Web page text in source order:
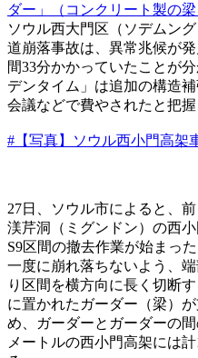
ダー」（コンクリート製の
ソウル西大門区（ソデムン
道崩落事故は、異常兆候が
間33分かかっていたことが
デンタイム」は追加の構造
会議などで費やされたと把握
#【写真】ソウル西小門高架
27日、ソウル市によると、
渼芹洞（ミグンドン）の西
S9区間の撤去作業が始まっ
一度に崩れ落ちないよう、
り区間を横方向に長く切断
に置かれたガーダー（梁）
め、ガーダーとガーダーの
メートルの西小門高架には